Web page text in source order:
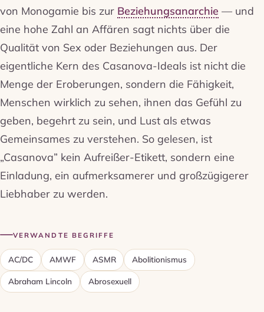
von Monogamie bis zur Beziehungsanarchie — und
eine hohe Zahl an Affären sagt nichts über die
Qualität von Sex oder Beziehungen aus. Der
eigentliche Kern des Casanova-Ideals ist nicht die
Menge der Eroberungen, sondern die Fähigkeit,
Menschen wirklich zu sehen, ihnen das Gefühl zu
geben, begehrt zu sein, und Lust als etwas
Gemeinsames zu verstehen. So gelesen, ist
„Casanova” kein Aufreißer-Etikett, sondern eine
Einladung, ein aufmerksamerer und großzügigerer
Liebhaber zu werden.
VERWANDTE BEGRIFFE
AC/DC AMWF ASMR Abolitionismus
Abraham Lincoln Abrosexuell